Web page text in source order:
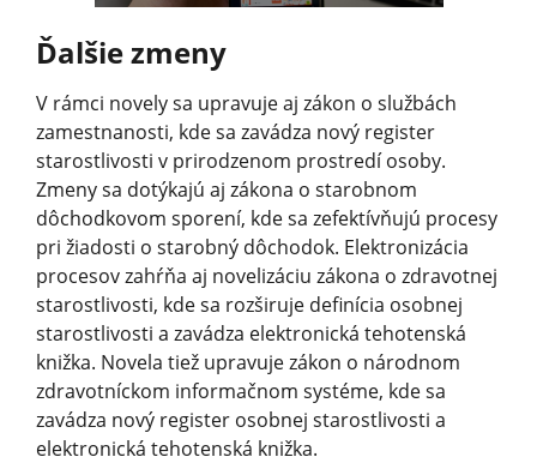
Ďalšie zmeny
V rámci novely sa upravuje aj zákon o službách
zamestnanosti, kde sa zavádza nový register
starostlivosti v prirodzenom prostredí osoby.
Zmeny sa dotýkajú aj zákona o starobnom
dôchodkovom sporení, kde sa zefektívňujú procesy
pri žiadosti o starobný dôchodok. Elektronizácia
procesov zahŕňa aj novelizáciu zákona o zdravotnej
starostlivosti, kde sa rozširuje definícia osobnej
starostlivosti a zavádza elektronická tehotenská
knižka. Novela tiež upravuje zákon o národnom
zdravotníckom informačnom systéme, kde sa
zavádza nový register osobnej starostlivosti a
elektronická tehotenská knižka.